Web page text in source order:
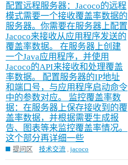
配置远程服务器：Jacoco的远程
模式需要一个接收覆盖率数据的
服务器。你需要在服务器上配置
Jacoco来接收从应用程序发送的
覆盖率数据。 在服务器上创建
一个Java应用程序，并使用
Jacoco的API来接收和处理覆盖
率数据。 配置服务器的IP地址
和端口号，与应用程序启动命令
中的参数对应。 监控覆盖率数
据：在服务器上保存接收到的覆
盖率数据，并根据需要生成报
告、图表等来监控覆盖率情况。
这个部分再详细一些
提问区 技术交流 ,jacoco